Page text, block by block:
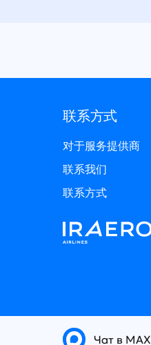
联系方式
对于服务提供商
联系我们
联系方式
Чат в MAX